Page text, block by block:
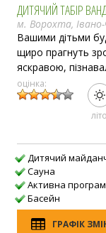
ДИТЯЧИЙ ТАБІР
м. Ворохта, Івано-
Вашими дітьми
щиро прагнуть
яскравою,
оцінка:
лiто
Дитячий
Сауна
Активна
Басейн
ГРАФІК